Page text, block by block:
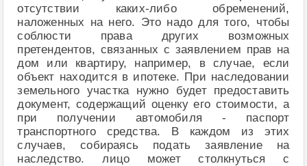
отсутствии каких-либо обременений,
наложенных на него. Это надо для того, чтобы
соблюсти права других возможных
претендентов, связанных с заявлением прав на
дом или квартиру, например, в случае, если
объект находится в ипотеке. При наследовании
земельного участка нужно будет предоставить
документ, содержащий оценку его стоимости, а
при получении автомобиля - паспорт
транспортного средства. В каждом из этих
случаев, собираясь подать заявление на
наследство. лицо может столкнуться с